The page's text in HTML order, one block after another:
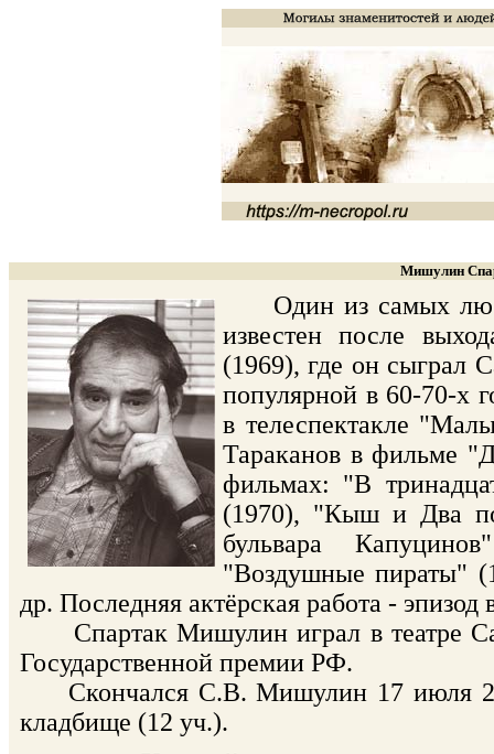
Мишулин
Один из самых
известен после
(1969), где он сыграл
популярной в 60-70-х
в телеспектакле
Тараканов в фильме
фильмах: "В
(1970), "Кыш и Два
бульвара
"Воздушные пираты"
др. Последняя актёрская работа -
Спартак Мишулин играл в театре
Государственной премии РФ.
Скончался С.В. Мишулин 17 июля
кладбище (12 уч.).